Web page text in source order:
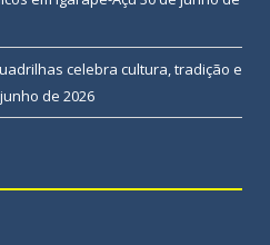
celebra cultura, tradição e
de 2026